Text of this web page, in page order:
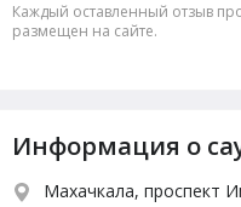
Каждый оставленный отзыв
размещен на сайте.
Информация о
Махачкала, проспект